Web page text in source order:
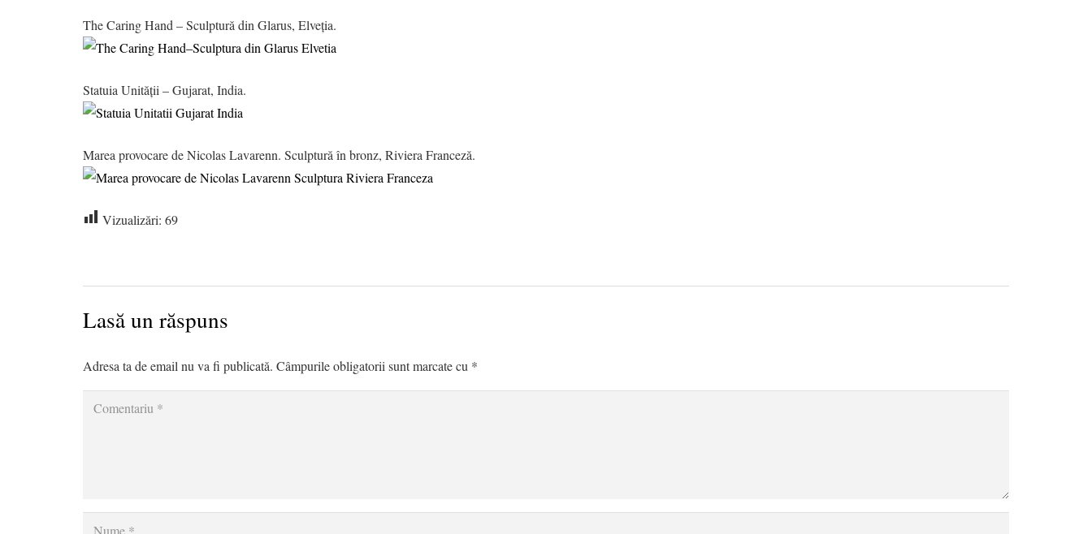
The Caring Hand – Sculptură din Glarus, Elveția.
Statuia Unității – Gujarat, India.
Marea provocare de Nicolas Lavarenn. Sculptură în bronz, Riviera Franceză.
Vizualizări: 69
Lasă un răspuns
Adresa ta de email nu va fi publicată. Câmpurile obligatorii sunt marcate cu *